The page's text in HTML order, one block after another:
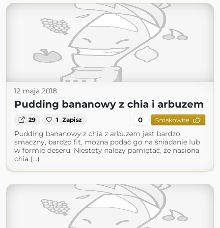
12 maja 2018
Pudding bananowy z chia i arbuzem
29 1 Zapisz 0 Smakowite
Pudding bananowy z chia z arbuzem jest bardzo
smaczny, bardzo fit, można podać go na śniadanie lub
w formie deseru. Niestety należy pamiętać, że nasiona
chia (...)